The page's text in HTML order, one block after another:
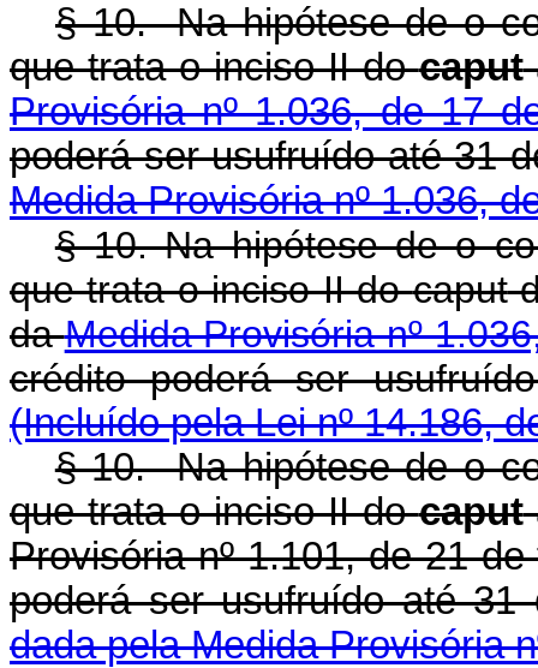
§ 10. Na hipótese de o
que trata o inciso II docaput
Provisória nº 1.036, de 17
poderá ser usufruído até 31
Medida Provisória nº 1.036,
§ 10. Na hipótese de o
que trata o inciso II docaput
daMedida Provisória nº
crédito poderá ser
(Incluído pela Lei nº 14.186,
§ 10. Na hipótese de o
que trata o inciso II docaput
Provisória nº 1.101, de 21
poderá ser usufruído até 31
dada pela Medida Provisória